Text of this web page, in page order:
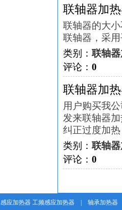
联轴器加
联轴器的大
联轴器，采
类别： 联轴
评论： 0
联轴器加
用户购买我
发来联轴器
纠正过度加
类别： 联轴
评论： 0
感应加热器 工频感应加热器 轴承加热器